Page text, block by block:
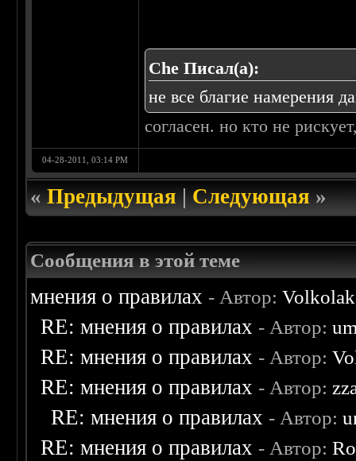
Che Писал(а):
не все благие намерения
согласен. но кто не
04-28-2011, 03:14 PM
«Предыдущая|Следующая»
Сообщения в этой теме
мнения о правилах - Автор:Volkolak
RE: мнения о правилах - Автор:
RE: мнения о правилах - Автор:
RE: мнения о правилах - Автор:
RE: мнения о правилах - Автор:
RE: мнения о правилах - Автор: